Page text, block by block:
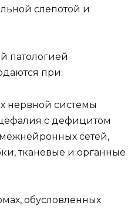
слепотой и
патологией
при:
нервной системы
с дефицитом
сетей,
тканевые и органные
обусловленных